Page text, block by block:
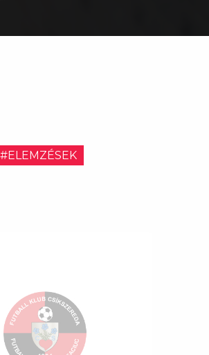
#ELEMZÉSEK